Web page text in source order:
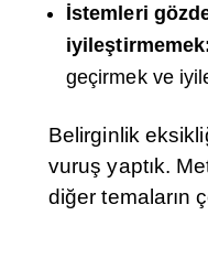
İstemleri
geçirmek ve
Belirginlik
vuruş yaptık.
diğer temaların